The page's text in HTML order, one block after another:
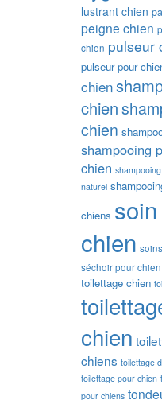
lustrant chien
peigne chien
chien pulseur
pulseur pour
chien
chien
chien
shampooing
chien
naturel
chiens soin
chien
séchoir pour chien
toilettage chien
chien
chiens toilettage
toilettage pour chien
pour chiens